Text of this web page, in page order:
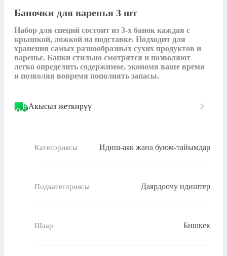
Баночки для варенья 3 шт
Набор для специй состоит из 3-х банок каждая с
крышкой, ложкой на подставке. Подходит для
хранения самых разнообразных сухих продуктов и
варенье. Банки стильно смотрятся и позволяют
легко определить содержимое, экономя ваше время
и позволяя вовремя пополнять запасы.
Акысыз жеткирүү
Категориясы Идиш-аяк жана буюм-тайымдар
Подкатегориясы Даярдоочу идиштер
Шаар Бишкек